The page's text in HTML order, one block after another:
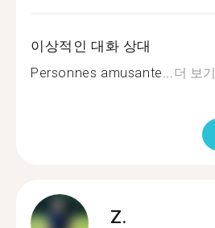
이상적인 대화 상대
Personnes amusante... 더 보기
Z.